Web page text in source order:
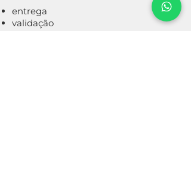
entrega
validação